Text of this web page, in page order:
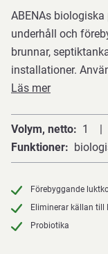
ABENAs
underhåll och
brunnar,
installationer.
Läs mer
Volym, netto
1
Funktioner
Förebyggande
Eliminerar källan till
Probiotika